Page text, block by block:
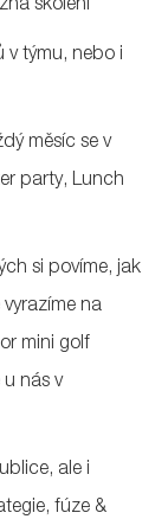
školení
v týmu, nebo i
měsíc se v
party, Lunch
si povíme, jak
na
mini golf
nás v
ale i
fúze &